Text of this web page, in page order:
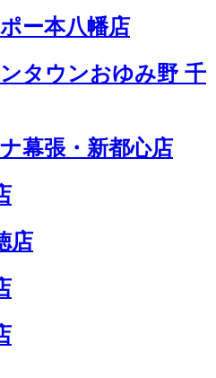
ー本八幡店
タウンおゆみ野 千
幕張・新都心店
店